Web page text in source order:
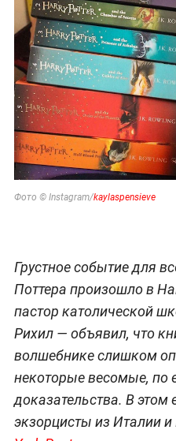
Фото © Instagram/kaylaspensieve
Грустное событие для
Поттера произошло в
пастор католической
Рихил — объявил, что
волшебнике слишком
некоторые весомые, по
доказательства. В этом
экзорцисты из Италии